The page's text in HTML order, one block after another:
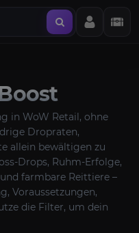
in WoW Retail, ohne
Dropraten,
allein bewältigen zu
Drops, Ruhm-Erfolge,
farmbare Reittiere –
Voraussetzungen,
die Filter, um dein